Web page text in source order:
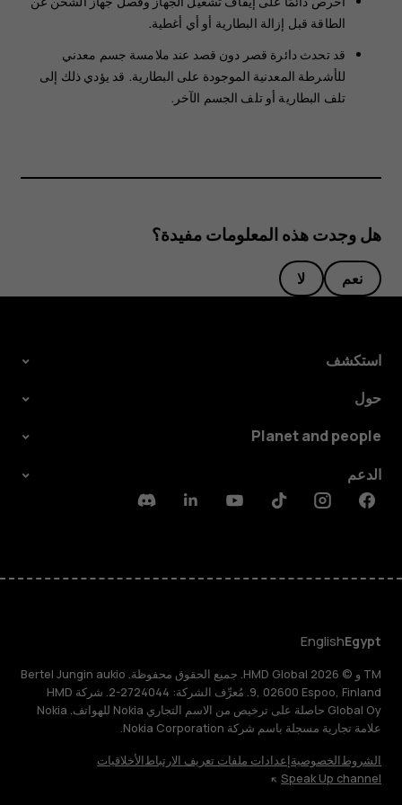
الطاقة قبل إزالة البطارية أو أي أغطية.
قد تحدث دائرة قصر دون قصد عند ملامسة جسم معدني
للأشرطة المعدنية الموجودة على البطارية. قد يؤدي ذلك إلى
تلف البطارية أو تلف الجسم الآخر.
هل وجدت هذه المعلومات مفيدة؟
نعم لا
استكشف
حول
Planet and people
الدعم
Facebook
Instagram
Tiktok
Youtube
Linkedin
Discord
Egypt
English
TM و © 2026 HMD Global. جميع الحقوق محفوظة. Bertel Jungin aukio
9, 02600 Espoo, Finland. مُعرِّف الشركة: 2724044-2. شركة HMD
Global Oy حاصلة على ترخيص من الاسم التجاري Nokia للهواتف. Nokia
علامة تجارية مسجلة باسم شركة Nokia Corporation.
الشروطالخصوصيةإعدادات ملفات تعريف الارتباطالأخلاقيات
Speak Up channel